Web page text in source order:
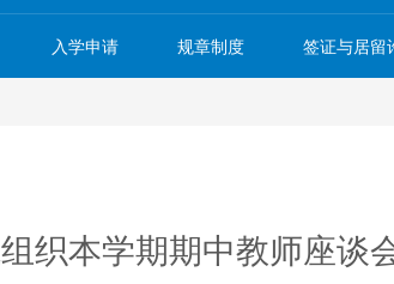
入学申请 规章制度 签证与居留
织本学期期中教师座谈